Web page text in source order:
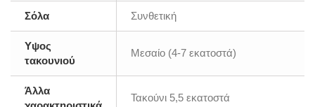
Σόλα Συνθετική
Υψος
τακουνιού
Μεσαίο (4-7 εκατοστά)
Άλλα
Τακούνι 5,5 εκατοστά